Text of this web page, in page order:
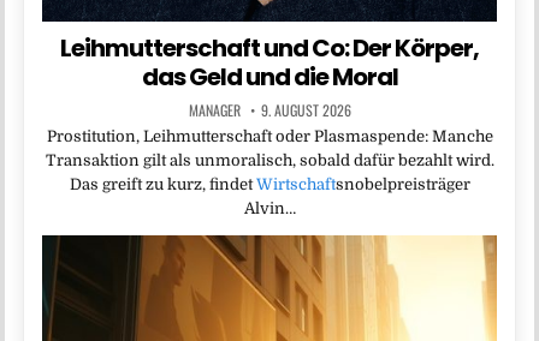
Leihmutterschaft und Co: Der Körper,
das Geld und die Moral
MANAGER 9. AUGUST 2026
Prostitution, Leihmutterschaft oder Plasmaspende: Manche
Transaktion gilt als unmoralisch, sobald dafür bezahlt wird.
Das greift zu kurz, findetWirtschaftsnobelpreisträger
Alvin…